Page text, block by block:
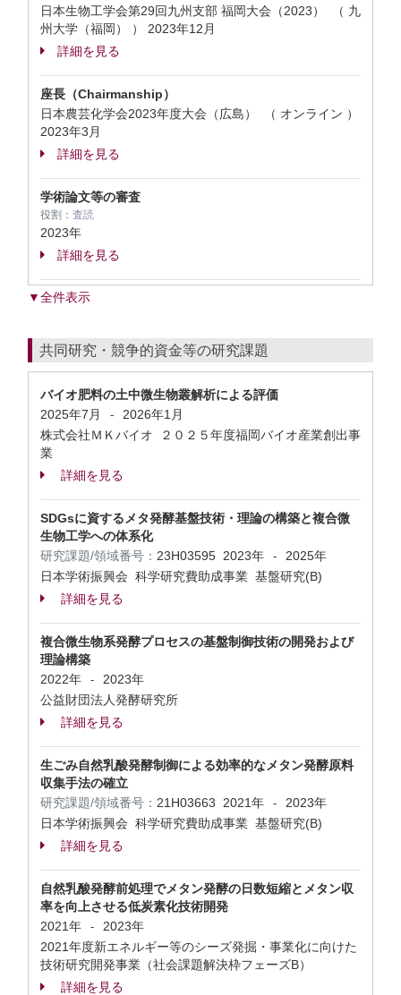
日本生物工学会第29回九州支部 福岡大会（2023） （ 九
州大学（福岡） ） 2023年12月
詳細を見る
座長（Chairmanship）
日本農芸化学会2023年度大会（広島） （ オンライン ）
2023年3月
詳細を見る
学術論文等の審査
役割： 査読
2023年
詳細を見る
▼全件表示
共同研究・競争的資金等の研究課題
バイオ肥料の土中微生物叢解析による評価
2025年7月
-
2026年1月
株式会社ＭＫバイオ ２０２５年度福岡バイオ産業創出事
業
詳細を見る
SDGsに資するメタ発酵基盤技術・理論の構築と複合微
生物工学への体系化
研究課題/領域番号： 23H03595 2023年 -
2025年
日本学術振興会 科学研究費助成事業 基盤研究(B)
詳細を見る
複合微⽣物系発酵プロセスの基盤制御技術の開発および
理論構築
2022年
-
2023年
公益財団法⼈発酵研究所
詳細を見る
生ごみ自然乳酸発酵制御による効率的なメタン発酵原料
収集手法の確立
研究課題/領域番号： 21H03663 2021年 -
2023年
日本学術振興会 科学研究費助成事業 基盤研究(B)
詳細を見る
自然乳酸発酵前処理でメタン発酵の日数短縮とメタン収
率を向上させる低炭素化技術開発
2021年
-
2023年
2021年度新エネルギー等のシーズ発掘・事業化に向けた
技術研究開発事業（社会課題解決枠フェーズB）
詳細を見る